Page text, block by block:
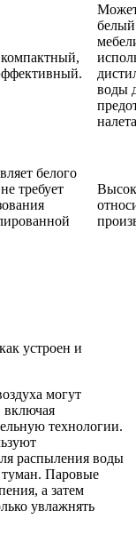
Может
белый
воды
белого
требует
устроен и
могут
включая
технологии.
распыления воды
туман. Паровые
а затем
увлажнять